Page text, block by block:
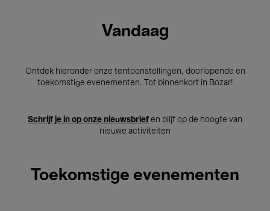
Vandaag
Ontdek hieronder onze tentoonstellingen, doorlopende en
toekomstige evenementen. Tot binnenkort in Bozar!
Schrijf je in op onze nieuwsbrief en blijf op de hoogte van
nieuwe activiteiten
Toekomstige evenementen